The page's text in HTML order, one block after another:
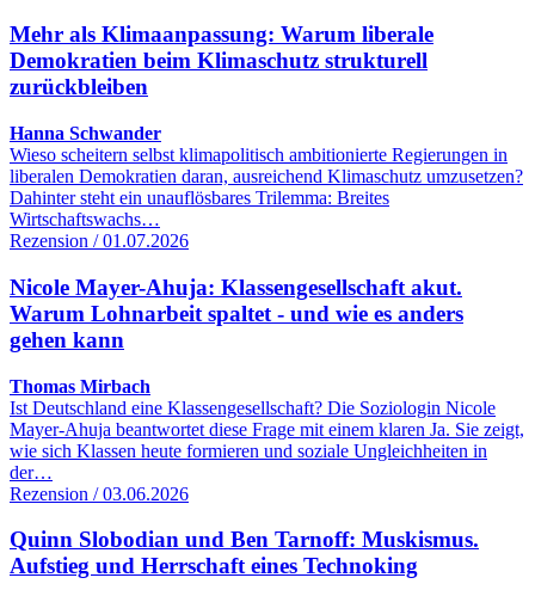
Mehr als Klimaanpassung: Warum liberale
Demokratien beim Klimaschutz strukturell
zurückbleiben
Hanna Schwander
Wieso scheitern selbst klimapolitisch ambitionierte Regierungen in
liberalen Demokratien daran, ausreichend Klimaschutz umzusetzen?
Dahinter steht ein unauflösbares Trilemma: Breites
Wirtschaftswachs…
Rezension / 01.07.2026
Nicole Mayer-Ahuja: Klassengesellschaft akut.
Warum Lohnarbeit spaltet - und wie es anders
gehen kann
Thomas Mirbach
Ist Deutschland eine Klassengesellschaft? Die Soziologin Nicole
Mayer-Ahuja beantwortet diese Frage mit einem klaren Ja. Sie zeigt,
wie sich Klassen heute formieren und soziale Ungleichheiten in
der…
Rezension / 03.06.2026
Quinn Slobodian und Ben Tarnoff: Muskismus.
Aufstieg und Herrschaft eines Technoking